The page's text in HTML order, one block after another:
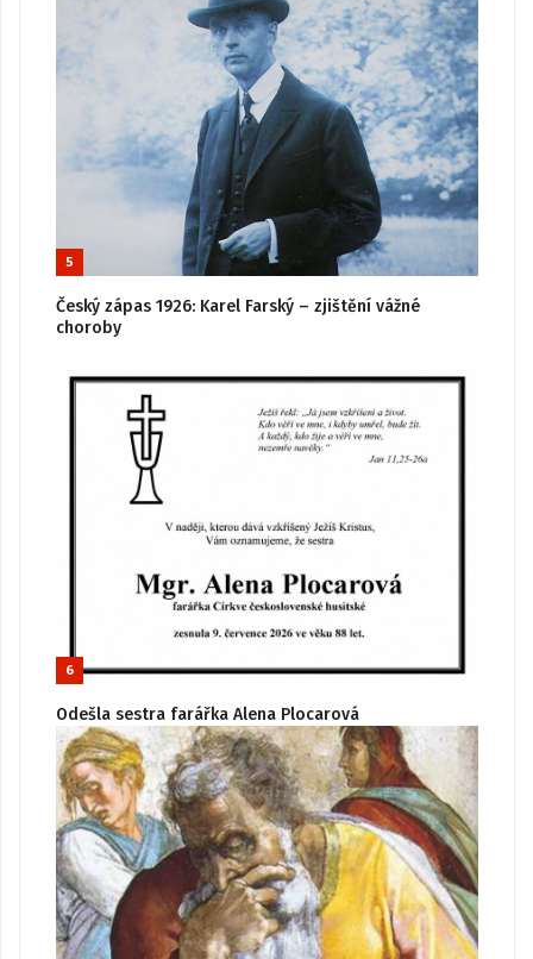
5
Český zápas 1926: Karel Farský – zjištění vážné
choroby
6
Odešla sestra farářka Alena Plocarová